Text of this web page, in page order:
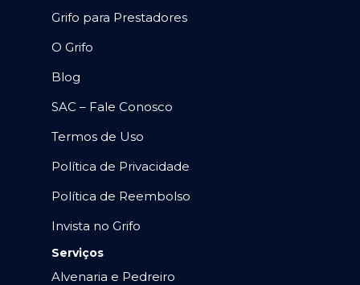
Grifo para Prestadores
O Grifo
Blog
SAC – Fale Conosco
Termos de Uso
Política de Privacidade
Política de Reembolso
Invista no Grifo
Serviços
Alvenaria e Pedreiro